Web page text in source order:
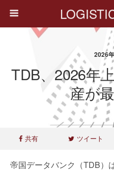
2026
TDB、2026年
産が
共有 ツイート
帝国データバンク（TDB）